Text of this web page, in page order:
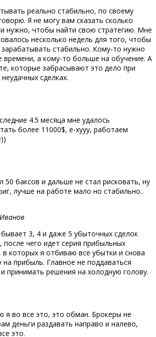
реально стабильно, по своему
Я не могу вам сказать сколько
нужно, чтобы найти свою стратегию. Мне
несколько недель для того, чтобы
зарабатывать стабильно. Кому-то нужно
времени, а кому-то больше на обучение. А
которые забрасывают это дело при
сделках.
4.5 месяца мне удалось
более 11000$, е-хууу, работаем
50 баксов и дальше не стал рисковать, ну
лучше на работе мало но стабильно..
3, 4 и даже 5 убыточных сделок
после чего идет серия прибыльных
в которых я отбиваю все убытки и снова
прибыль. Главное не поддаваться
принимать решения на холодную голову.
я во все это, это обман. Брокеры не
деньги раздавать направо и налево,
это.